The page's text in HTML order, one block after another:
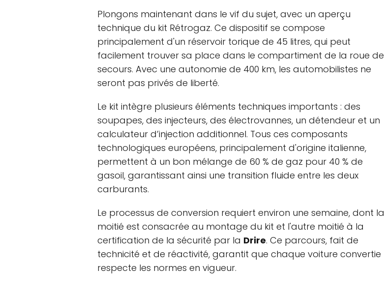
Plongons maintenant dans le vif du sujet, avec un aperçu
technique du kit Rétrogaz. Ce dispositif se compose
principalement d'un réservoir torique de 45 litres, qui peut
facilement trouver sa place dans le compartiment de la roue de
secours. Avec une autonomie de 400 km, les automobilistes ne
seront pas privés de liberté.
Le kit intègre plusieurs éléments techniques importants : des
soupapes, des injecteurs, des électrovannes, un détendeur et un
calculateur d’injection additionnel. Tous ces composants
technologiques européens, principalement d'origine italienne,
permettent à un bon mélange de 60 % de gaz pour 40 % de
gasoil, garantissant ainsi une transition fluide entre les deux
carburants.
Le processus de conversion requiert environ une semaine, dont la
moitié est consacrée au montage du kit et l'autre moitié à la
certification de la sécurité par la Drire. Ce parcours, fait de
technicité et de réactivité, garantit que chaque voiture convertie
respecte les normes en vigueur.